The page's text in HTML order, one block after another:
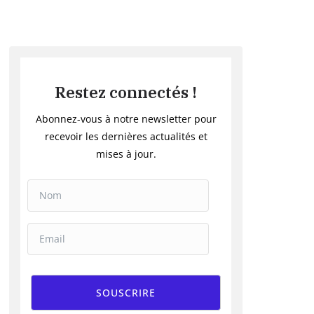
Restez connectés !
Abonnez-vous à notre newsletter pour
recevoir les dernières actualités et
mises à jour.
SOUSCRIRE